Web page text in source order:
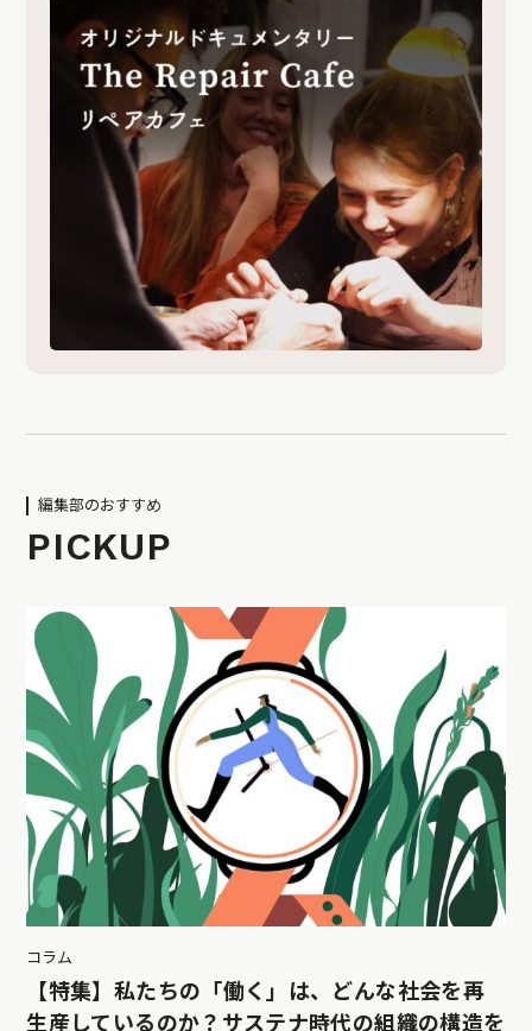
編集部のおすすめ
PICKUP
コラム
【特集】私たちの「働く」は、どんな社会を再
生産しているのか？サステナ時代の組織の構造を